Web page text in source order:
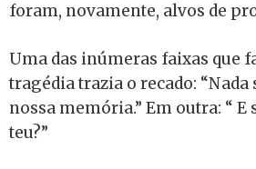
foram, novamente, alvos de
Uma das inúmeras faixas que
tragédia trazia o recado:
nossa memória.” Em outra: “
teu?”